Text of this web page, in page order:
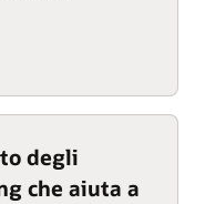
degli
che aiuta a